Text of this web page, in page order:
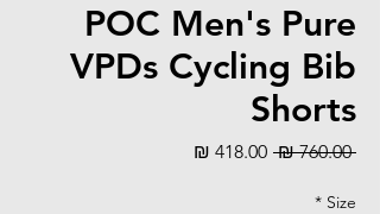
POC Men's Pure
VPDs Cycling Bib
Shorts
‏760.00 ‏₪
מחיר
Size
*